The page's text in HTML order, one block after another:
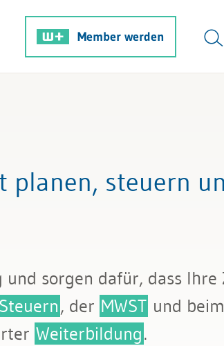
Member werden
planen, steuern
sorgen dafür, dass Ihre
Steuern, der MWST und beim
Weiterbildung.